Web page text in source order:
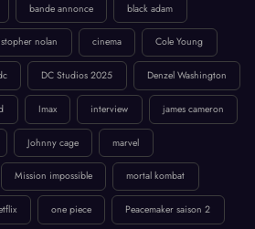
bande annonce black adam
nolan cinema Cole Young
DC Studios 2025 Denzel Washington
Imax interview james cameron
Johnny cage marvel
Mission impossible mortal kombat
one piece Peacemaker saison 2